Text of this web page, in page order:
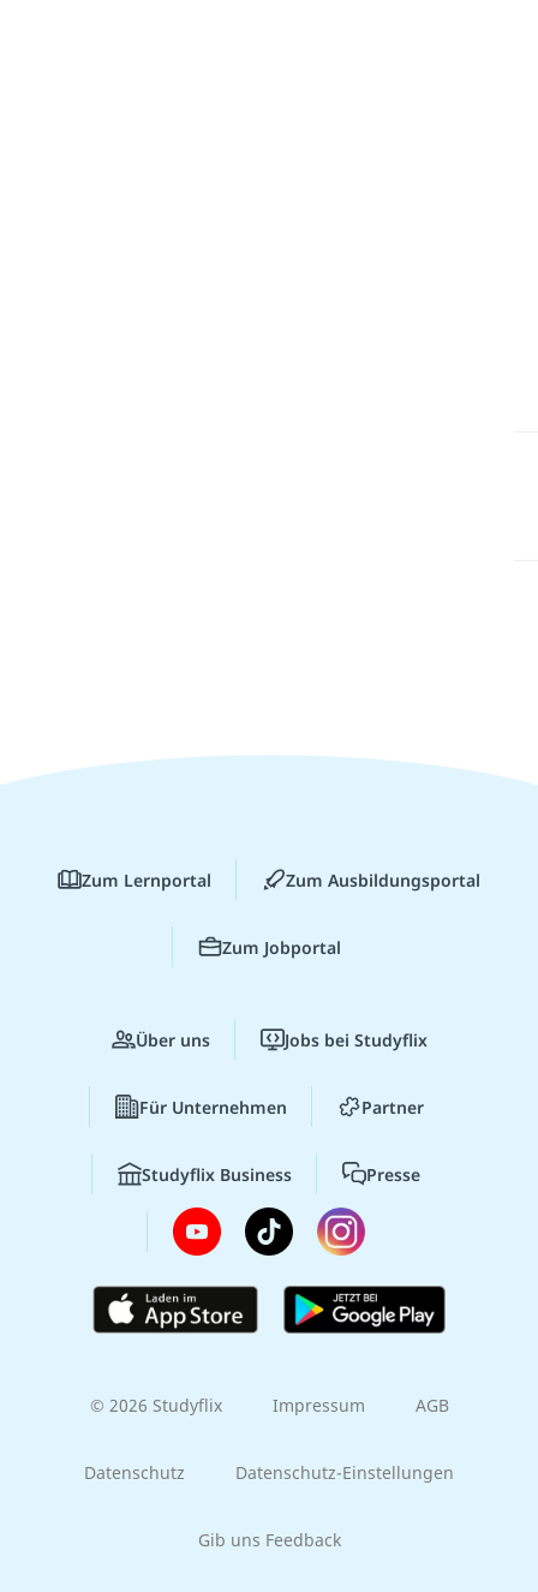
Zum Lernportal Zum Ausbildungsportal
Zum Jobportal
Über uns Jobs bei Studyflix
Für Unternehmen Partner
Studyflix Business Presse
© 2026 Studyflix Impressum AGB
Datenschutz Datenschutz-Einstellungen
Gib uns Feedback